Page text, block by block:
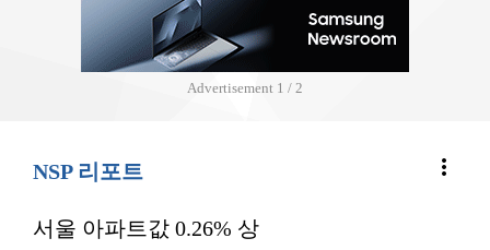
Advertisement 2 / 2
NSP 리포트 more_vert
서울 아파트값 0.26% 상